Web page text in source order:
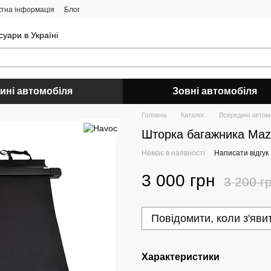
інформація Блог
в Україні
автомобіля Зовні автомобіля
Головна Каталог Всередині
Шторка багажника
Немає в наявності Написати відгук
3 000 грн 3 200
Повідомити, коли
Характеристики